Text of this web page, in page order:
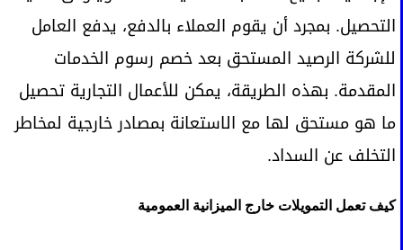
التحصيل. بمجرد أن يقوم العملاء بالدفع، يدفع العامل
للشركة الرصيد المستحق بعد خصم رسوم الخدمات
المقدمة. بهذه الطريقة، يمكن للأعمال التجارية تحصيل
ما هو مستحق لها مع الاستعانة بمصادر خارجية لمخاطر
التخلف عن السداد.
كيف تعمل التمويلات خارج الميزانية العمومية